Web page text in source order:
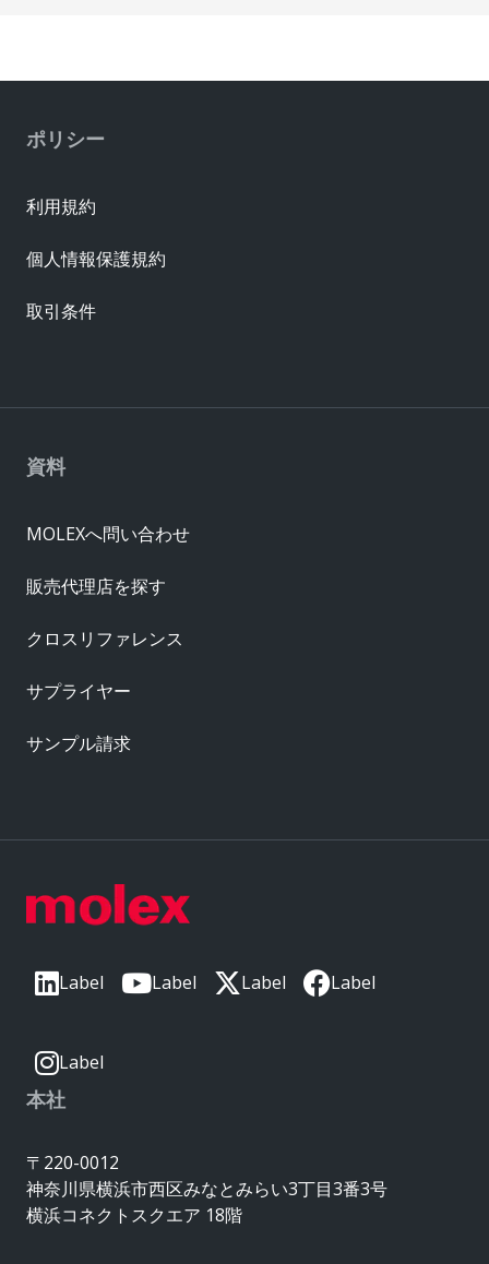
Label Label Label Label
Label
本社
〒220-0012
神奈川県横浜市西区みなとみらい3丁目3番3号
横浜コネクトスクエア 18階
資料
MOLEXへ問い合わせ
販売代理店を探す
クロスリファレンス
サプライヤー
サンプル請求
ポリシー
利用規約
個人情報保護規約
取引条件